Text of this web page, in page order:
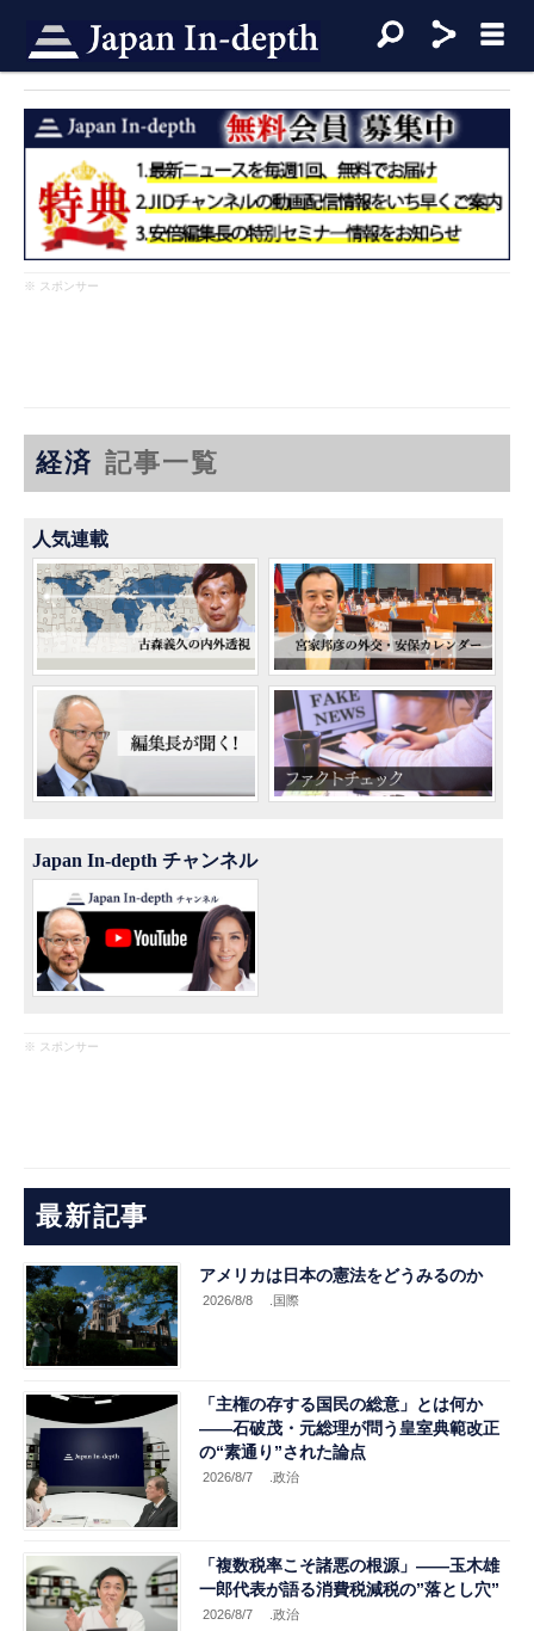
※ スポンサー
経済 記事一覧
人気連載
Japan In-depth チャンネル
※ スポンサー
最新記事
アメリカは日本の憲法をどうみるのか
2026/8/8 .国際
「主権の存する国民の総意」とは何か
――石破茂・元総理が問う皇室典範改正
の“素通り”された論点
2026/8/7 .政治
「複数税率こそ諸悪の根源」――玉木雄
一郎代表が語る消費税減税の”落とし穴”
2026/8/7 .政治